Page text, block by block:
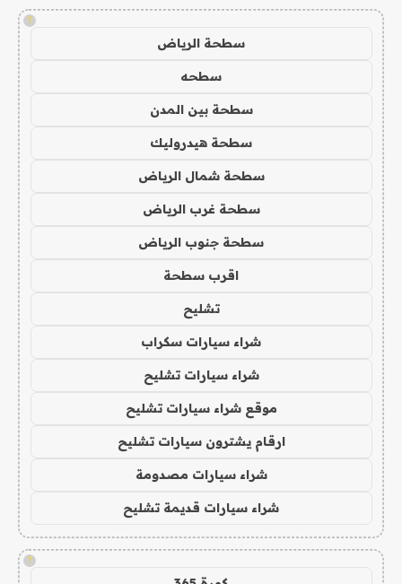
!
سطحة الرياض
سطحه
سطحة بين المدن
سطحة هيدروليك
سطحة شمال الرياض
سطحة غرب الرياض
سطحة جنوب الرياض
اقرب سطحة
تشليح
شراء سيارات سكراب
شراء سيارات تشليح
موقع شراء سيارات تشليح
ارقام يشترون سيارات تشليح
شراء سيارات مصدومة
شراء سيارات قديمة تشليح
!